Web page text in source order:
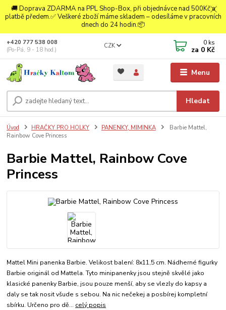
🚚 Doprava ZDARMA na PPL Shop-Box, při objednávce nad 500Kč a
platbě předem.✅ Veškeré zboží máme skladem – odesíláme v pracovních
dnech do 24 hodin.📦
Menu
CZK
Hledat
+420 777 538 008
(Po-Pá, 9 - 18 hod.)
0 ks
za 0 Kč
Úvod HRAČKY PRO HOLKY PANENKY, MIMINKA
Barbie Mattel,
Rainbow Cove Princess
Barbie Mattel, Rainbow Cove
Princess
Mattel Mini panenka Barbie. Velikost balení: 8x11,5 cm. Nádherné figurky
Barbie originál od Mattela. Tyto minipanenky jsou stejně skvělé jako
klasické panenky Barbie, jsou pouze menší, aby se vlezly do kapsy a
daly se tak nosit všude s sebou. Na nic nečekej a posbírej kompletní
sbírku. Určeno pro dě... celý popis